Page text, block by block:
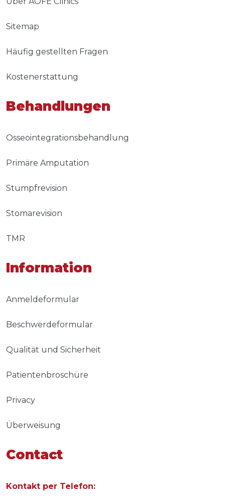
Sitemap
Häufig gestellten Fragen
Kostenerstattung
Behandlungen
Osseointegrationsbehandlung
Primäre Amputation
Stumpfrevision
Stomarevision
TMR
Information
Anmeldeformular
Beschwerdeformular
Qualität und Sicherheit
Patientenbroschüre
Privacy
Überweisung
Contact
Kontakt per Telefon: